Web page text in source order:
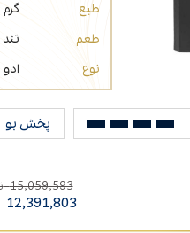
طبع
گرم
طعم
تند
نوع
پخش بو
15,059,593
12,391,803